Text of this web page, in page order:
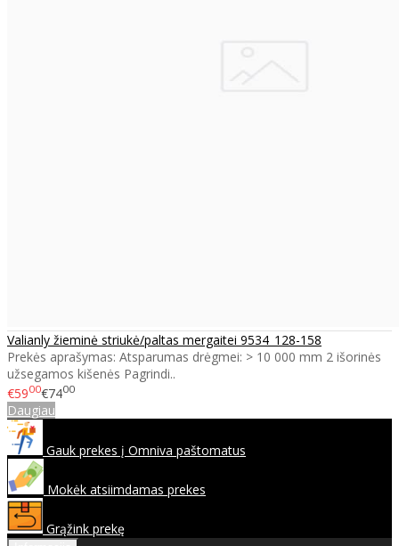
Valianly žieminė striukė/paltas mergaitei 9534_128-158
Prekės aprašymas: Atsparumas drėgmei: > 10 000 mm 2 išorinės
užsegamos kišenės Pagrindi..
€5900€7400
Daugiau
Gauk prekes į Omniva paštomatus
Mokėk atsiimdamas prekes
Grąžink prekę